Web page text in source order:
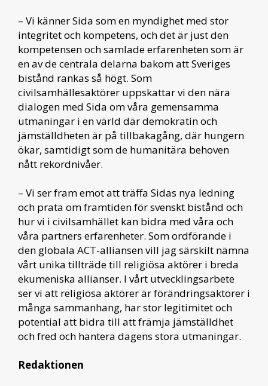
– Vi känner Sida som en myndighet med stor
integritet och kompetens, och det är just den
kompetensen och samlade erfarenheten som är
en av de centrala delarna bakom att Sveriges
bistånd rankas så högt. Som
civilsamhällesaktörer uppskattar vi den nära
dialogen med Sida om våra gemensamma
utmaningar i en värld där demokratin och
jämställdheten är på tillbakagång, där hungern
ökar, samtidigt som de humanitära behoven
nått rekordnivåer.
– Vi ser fram emot att träffa Sidas nya ledning
och prata om framtiden för svenskt bistånd och
hur vi i civilsamhället kan bidra med våra och
våra partners erfarenheter. Som ordförande i
den globala ACT-alliansen vill jag särskilt nämna
vårt unika tillträde till religiösa aktörer i breda
ekumeniska allianser. I vårt utvecklingsarbete
ser vi att religiösa aktörer är förändringsaktörer i
många sammanhang, har stor legitimitet och
potential att bidra till att främja jämställdhet
och fred och hantera dagens stora utmaningar.
Redaktionen